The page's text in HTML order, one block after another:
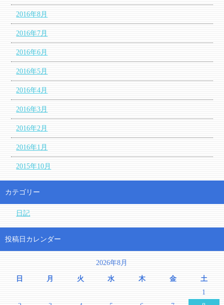
2016年8月
2016年7月
2016年6月
2016年5月
2016年4月
2016年3月
2016年2月
2016年1月
2015年10月
カテゴリー
日記
投稿日カレンダー
2026年8月
日 月 火 水 木 金
土
1